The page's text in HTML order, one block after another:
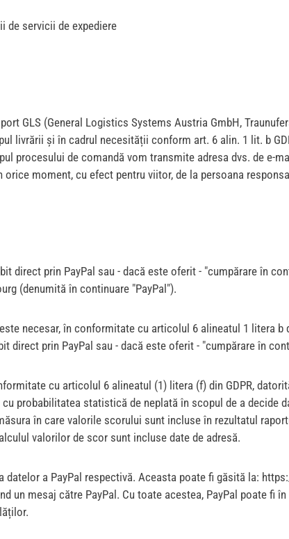
de servicii de expediere
GLS (General Logistics Systems Austria GmbH,
livrării și în cadrul necesității conform art. 6 alin. 1 lit. b
procesului de comandă vom transmite adresa dvs. de e-
moment, cu efect pentru viitor, de la persoana
direct prin PayPal sau - dacă este oferit - "cumpărare în
(denumită în continuare "PayPal").
necesar, în conformitate cu articolul 6 alineatul 1 litera b
direct prin PayPal sau - dacă este oferit - "cumpărare în
cu articolul 6 alineatul (1) litera (f) din GDPR,
probabilitatea statistică de neplată în scopul de a decide
în care valorile scorului sunt incluse în rezultatul
valorilor de scor sunt incluse date de adresă.
a PayPal respectivă. Aceasta poate fi găsită la:
mesaj către PayPal. Cu toate acestea, PayPal poate fi